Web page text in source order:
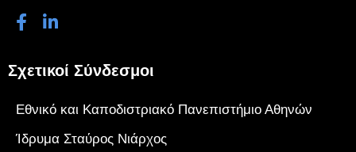
Σχετικοί Σύνδεσμοι
Εθνικό και Καποδιστριακό Πανεπιστήμιο Αθηνών
Ίδρυμα Σταύρος Νιάρχος